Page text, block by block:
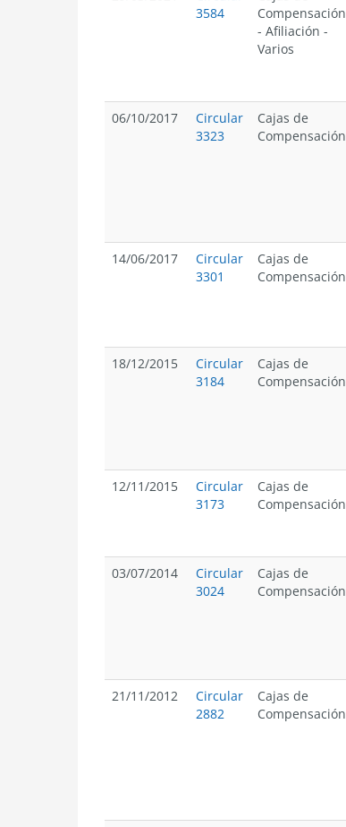
3584
Compensación
- Afiliación -
Varios
06/10/2017
Circular
3323
Cajas de
Compensación
14/06/2017
Circular
3301
Cajas de
Compensación
18/12/2015
Circular
3184
Cajas de
Compensación
12/11/2015
Circular
3173
Cajas de
Compensación
03/07/2014
Circular
3024
Cajas de
Compensación
21/11/2012
Circular
2882
Cajas de
Compensación